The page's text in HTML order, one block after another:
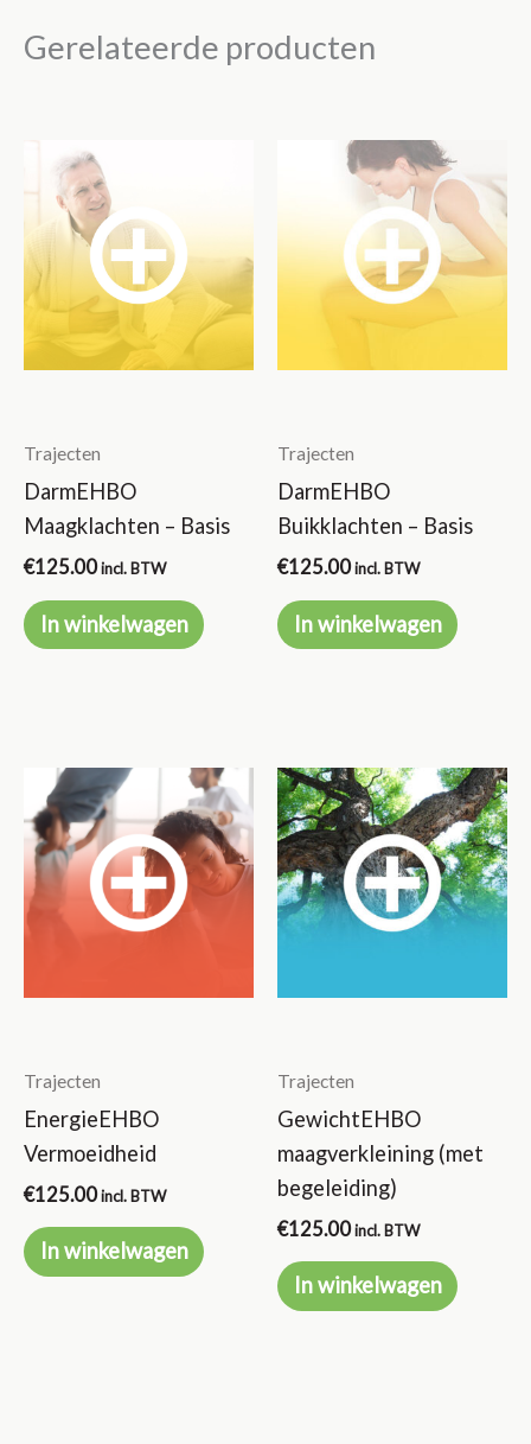
Gerelateerde producten
Trajecten
DarmEHBO
Maagklachten – Basis
€125.00incl. BTW
In winkelwagen
Trajecten
DarmEHBO
Buikklachten – Basis
€125.00incl. BTW
In winkelwagen
Trajecten
EnergieEHBO
Vermoeidheid
€125.00incl. BTW
In winkelwagen
Trajecten
GewichtEHBO
maagverkleining (met
begeleiding)
€125.00incl. BTW
In winkelwagen